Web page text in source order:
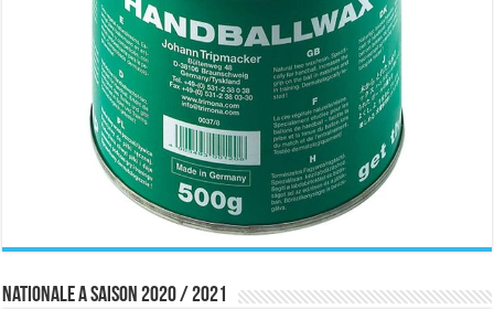
Nationale A saison 2020 / 2021